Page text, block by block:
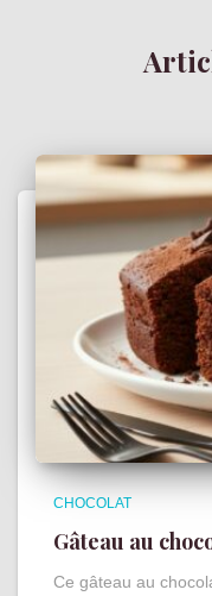
CHOCOLAT
Gâteau au
Ce gâteau au